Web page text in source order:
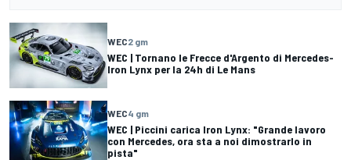
WEC2 gm
WEC | Tornano le Frecce d'Argento di Mercedes-
Iron Lynx per la 24h di Le Mans
WEC4 gm
WEC | Piccini carica Iron Lynx: "Grande lavoro
con Mercedes, ora sta a noi dimostrarlo in
pista"